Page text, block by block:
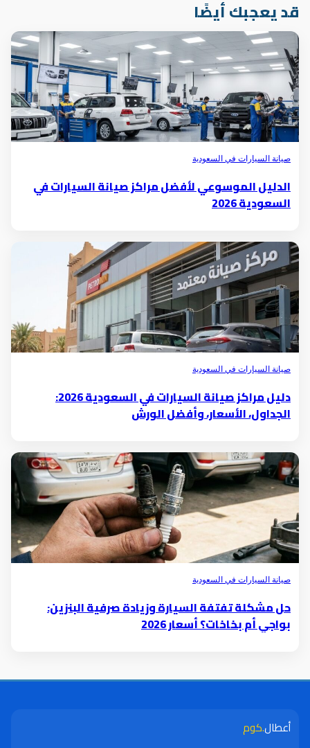
يعجبك أيضًا
صيانة السيارات في السعودية
الدليل الموسوعي لأفضل مراكز صيانة السيارات في
السعودية 2026
صيانة السيارات في السعودية
دليل مراكز صيانة السيارات في السعودية 2026:
الجداول، الأسعار، وأفضل الورش
صيانة السيارات في السعودية
حل مشكلة تفتفة السيارة وزيادة صرفية البنزين:
بواجي أم بخاخات؟ أسعار 2026
أعطال.كوم